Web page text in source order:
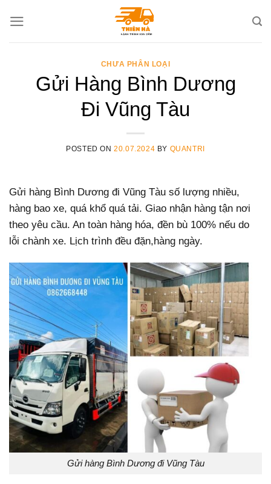
CHƯA PHÂN LOẠI
Gửi Hàng Bình Dương
Đi Vũng Tàu
POSTED ON20.07.2024 BY QUANTRI
Gửi hàng Bình Dương đi Vũng Tàu số lượng nhiều,
hàng bao xe, quá khổ quá tải. Giao nhận hàng tận nơi
theo yêu cầu. An toàn hàng hóa, đền bù 100% nếu do
lỗi chành xe. Lịch trình đều đặn,hàng ngày.
Gửi hàng Bình Dương đi Vũng Tàu